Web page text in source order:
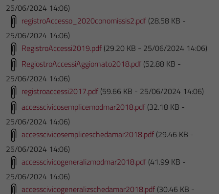
25/06/2024 14:06)
registroAccesso_2020conomissis2.pdf (28.58 KB -
25/06/2024 14:06)
RegistroAccessi2019.pdf (29.20 KB - 25/06/2024 14:06)
RegiostroAccessiAggiornato2018.pdf (52.88 KB -
25/06/2024 14:06)
registroaccessi2017.pdf (59.66 KB - 25/06/2024 14:06)
accesscivicosemplicemodmar2018.pdf (32.18 KB -
25/06/2024 14:06)
accesscivicosempliceschedamar2018.pdf (29.46 KB -
25/06/2024 14:06)
accesscivicogeneralizmodmar2018.pdf (41.99 KB -
25/06/2024 14:06)
accesscivicogeneralizschedamar2018.pdf (30.46 KB -